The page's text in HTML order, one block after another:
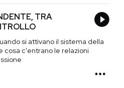
TRA
si attivano il sistema della
cosa c'entrano le relazioni